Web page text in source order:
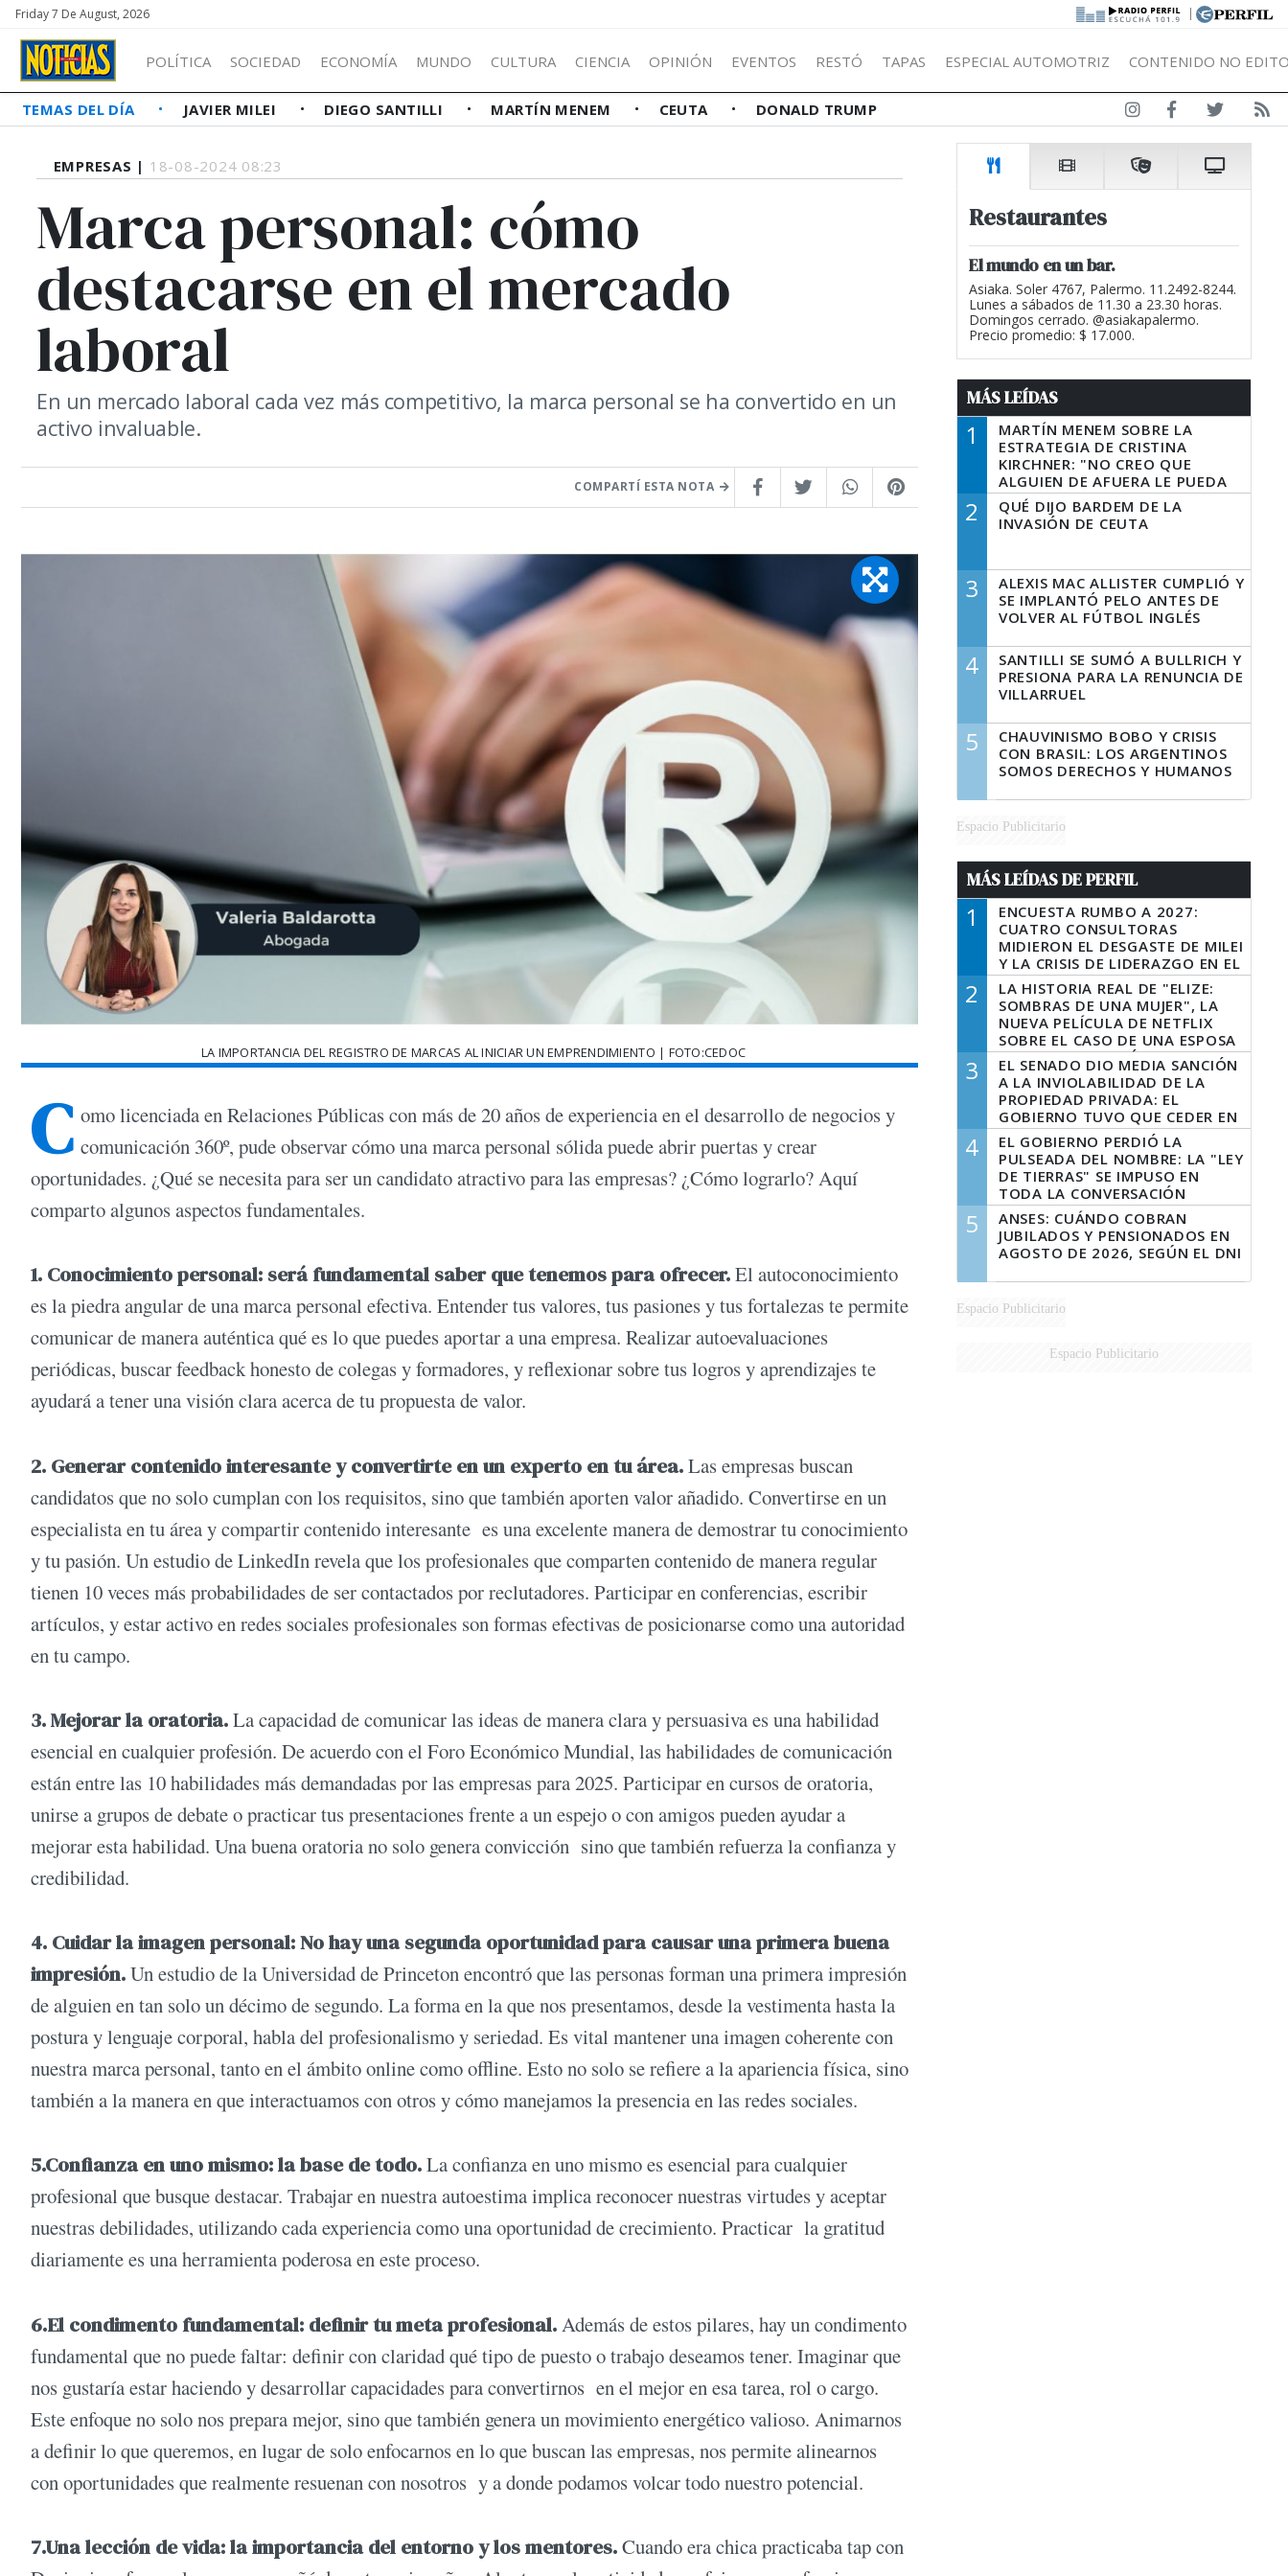
Friday 7 De August, 2026 |
POLÍTICA SOCIEDAD ECONOMÍA MUNDO CULTURA CIENCIA OPINIÓN EVENTOS RESTÓ TAPAS ESPECIAL AUTOMOTRIZ CONTENIDO NO
TEMAS DEL DÍA JAVIER MILEI DIEGO SANTILLI MARTÍN MENEM CEUTA DONALD TRUMP
EMPRESAS | 18-08-2024 08:23
Marca personal: cómo
destacarse en el mercado
laboral
En un mercado laboral cada vez más competitivo, la marca personal se ha convertido en un
activo invaluable.
COMPARTÍ ESTA NOTA
LA IMPORTANCIA DEL REGISTRO DE MARCAS AL INICIAR UN EMPRENDIMIENTO | FOTO:CEDOC
C omo licenciada en Relaciones Públicas con más de 20 años de experiencia en el desarrollo de negocios y
comunicación 360º, pude observar cómo una marca personal sólida puede abrir puertas y crear
oportunidades. ¿Qué se necesita para ser un candidato atractivo para las empresas? ¿Cómo lograrlo? Aquí
comparto algunos aspectos fundamentales.
1. Conocimiento personal: será fundamental saber que tenemos para ofrecer.El autoconocimiento
es la piedra angular de una marca personal efectiva. Entender tus valores, tus pasiones y tus fortalezas te permite
comunicar de manera auténtica qué es lo que puedes aportar a una empresa. Realizar autoevaluaciones
periódicas, buscar feedback honesto de colegas y formadores, y reflexionar sobre tus logros y aprendizajes te
ayudará a tener una visión clara acerca de tu propuesta de valor.
2. Generar contenido interesante y convertirte en un experto en tu área.Las empresas buscan
candidatos que no solo cumplan con los requisitos, sino que también aporten valor añadido. Convertirse en un
especialista en tu área y compartir contenido interesante es una excelente manera de demostrar tu conocimiento
y tu pasión. Un estudio de LinkedIn revela que los profesionales que comparten contenido de manera regular
tienen 10 veces más probabilidades de ser contactados por reclutadores. Participar en conferencias, escribir
artículos, y estar activo en redes sociales profesionales son formas efectivas de posicionarse como una autoridad
en tu campo.
3. Mejorar la oratoria.La capacidad de comunicar las ideas de manera clara y persuasiva es una habilidad
esencial en cualquier profesión. De acuerdo con el Foro Económico Mundial, las habilidades de comunicación
están entre las 10 habilidades más demandadas por las empresas para 2025. Participar en cursos de oratoria,
unirse a grupos de debate o practicar tus presentaciones frente a un espejo o con amigos pueden ayudar a
mejorar esta habilidad. Una buena oratoria no solo genera convicción sino que también refuerza la confianza y
credibilidad.
4. Cuidar la imagen personal: No hay una segunda oportunidad para causar una primera buena
impresión.Un estudio de la Universidad de Princeton encontró que las personas forman una primera impresión
de alguien en tan solo un décimo de segundo. La forma en la que nos presentamos, desde la vestimenta hasta la
postura y lenguaje corporal, habla del profesionalismo y seriedad. Es vital mantener una imagen coherente con
nuestra marca personal, tanto en el ámbito online como offline. Esto no solo se refiere a la apariencia física, sino
también a la manera en que interactuamos con otros y cómo manejamos la presencia en las redes sociales.
5.Confianza en uno mismo: la base de todo.La confianza en uno mismo es esencial para cualquier
profesional que busque destacar. Trabajar en nuestra autoestima implica reconocer nuestras virtudes y aceptar
nuestras debilidades, utilizando cada experiencia como una oportunidad de crecimiento. Practicar la gratitud
diariamente es una herramienta poderosa en este proceso.
6.El condimento fundamental: definir tu meta profesional.Además de estos pilares, hay un condimento
fundamental que no puede faltar: definir con claridad qué tipo de puesto o trabajo deseamos tener. Imaginar que
nos gustaría estar haciendo y desarrollar capacidades para convertirnos en el mejor en esa tarea, rol o cargo.
Este enfoque no solo nos prepara mejor, sino que también genera un movimiento energético valioso. Animarnos
a definir lo que queremos, en lugar de solo enfocarnos en lo que buscan las empresas, nos permite alinearnos
con oportunidades que realmente resuenan con nosotros y a donde podamos volcar todo nuestro potencial.
7.Una lección de vida: la importancia del entorno y los mentores.Cuando era chica practicaba tap con
Restaurantes
El mundo en un bar.
Asiaka. Soler 4767, Palermo. 11.2492-8244.
Lunes a sábados de 11.30 a 23.30 horas.
Domingos cerrado. @asiakapalermo.
Precio promedio: $ 17.000.
MÁS LEÍDAS
1
MARTÍN MENEM SOBRE LA
ESTRATEGIA DE CRISTINA
KIRCHNER: "NO CREO QUE
ALGUIEN DE AFUERA LE PUEDA
DECIR A LA JUSTICIA LO QUE
TIENE QUE HACER"
2
QUÉ DIJO BARDEM DE LA
INVASIÓN DE CEUTA
3
ALEXIS MAC ALLISTER CUMPLIÓ Y
SE IMPLANTÓ PELO ANTES DE
VOLVER AL FÚTBOL INGLÉS
4
SANTILLI SE SUMÓ A BULLRICH Y
PRESIONA PARA LA RENUNCIA DE
VILLARRUEL
5
CHAUVINISMO BOBO Y CRISIS
CON BRASIL: LOS ARGENTINOS
SOMOS DERECHOS Y HUMANOS
Espacio Publicitario
MÁS LEÍDAS DE PERFIL
1
ENCUESTA RUMBO A 2027:
CUATRO CONSULTORAS
MIDIERON EL DESGASTE DE MILEI
Y LA CRISIS DE LIDERAZGO EN EL
PERONISMO
2
LA HISTORIA REAL DE "ELIZE:
SOMBRAS DE UNA MUJER", LA
NUEVA PELÍCULA DE NETFLIX
SOBRE EL CASO DE UNA ESPOSA
QUE DESCUARTIZÓ A SU
MARIDO
3
EL SENADO DIO MEDIA SANCIÓN
A LA INVIOLABILIDAD DE LA
PROPIEDAD PRIVADA: EL
GOBIERNO TUVO QUE CEDER EN
LA LEY DEL MANEJO DEL FUEGO
4
EL GOBIERNO PERDIÓ LA
PULSEADA DEL NOMBRE: LA "LEY
DE TIERRAS" SE IMPUSO EN
TODA LA CONVERSACIÓN
DIGITAL
5
ANSES: CUÁNDO COBRAN
JUBILADOS Y PENSIONADOS EN
AGOSTO DE 2026, SEGÚN EL DNI
Espacio Publicitario
Espacio Publicitario